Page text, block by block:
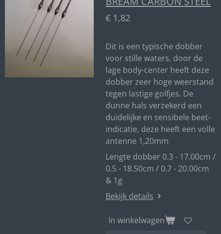
€ 1,82
Dit is een typische dobber
voor stille waters, door de
lage body-center heeft deze
dobber zeer hoge weerstand
tegen lastige golfjes. De
dunne hals verzekerd een
duidelijke en sensibele beet-
indicatie, deze heeft een volle
antenne 1,20mm
Lengte dobber 0.3 - 17.00cm /
0.5 - 18.50cm / 0.7 - 20.00cm
& 1g
Bekijk details
In winkelwagen